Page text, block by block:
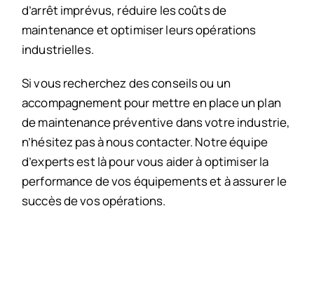
d’arrêt imprévus, réduire les coûts de
maintenance et optimiser leurs opérations
industrielles.
Si vous recherchez des conseils ou un
accompagnement pour mettre en place un plan
de maintenance préventive dans votre industrie,
n’hésitez pas à nous contacter. Notre équipe
d’experts est là pour vous aider à optimiser la
performance de vos équipements et à assurer le
succès de vos opérations.